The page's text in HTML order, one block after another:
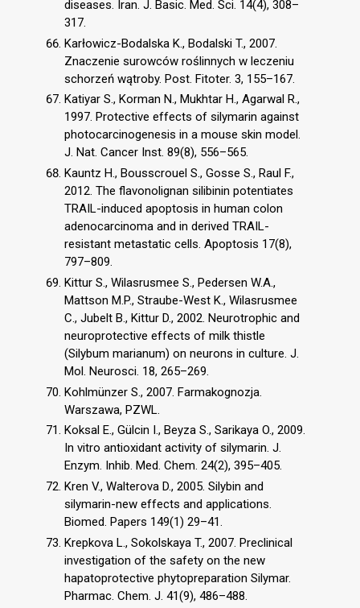
diseases. Iran. J. Basic. Med. Sci. 14(4), 308–
317.
Karłowicz-Bodalska K., Bodalski T., 2007.
Znaczenie surowców roślinnych w leczeniu
schorzeń wątroby. Post. Fitoter. 3, 155–167.
Katiyar S., Korman N., Mukhtar H., Agarwal R.,
1997. Protective effects of silymarin against
photocarcinogenesis in a mouse skin model.
J. Nat. Cancer Inst. 89(8), 556–565.
Kauntz H., Bousscrouel S., Gosse S., Raul F.,
2012. The flavonolignan silibinin potentiates
TRAIL-induced apoptosis in human colon
adenocarcinoma and in derived TRAIL-
resistant metastatic cells. Apoptosis 17(8),
797–809.
Kittur S., Wilasrusmee S., Pedersen W.A.,
Mattson M.P., Straube-West K., Wilasrusmee
C., Jubelt B., Kittur D., 2002. Neurotrophic and
neuroprotective effects of milk thistle
(Silybum marianum) on neurons in culture. J.
Mol. Neurosci. 18, 265–269.
Kohlmünzer S., 2007. Farmakognozja.
Warszawa, PZWL.
Koksal E., Gülcin I., Beyza S., Sarikaya O., 2009.
In vitro antioxidant activity of silymarin. J.
Enzym. Inhib. Med. Chem. 24(2), 395–405.
Kren V., Walterova D., 2005. Silybin and
silymarin-new effects and applications.
Biomed. Papers 149(1) 29–41.
Krepkova L., Sokolskaya T., 2007. Preclinical
investigation of the safety on the new
hapatoprotective phytopreparation Silymar.
Pharmac. Chem. J. 41(9), 486–488.